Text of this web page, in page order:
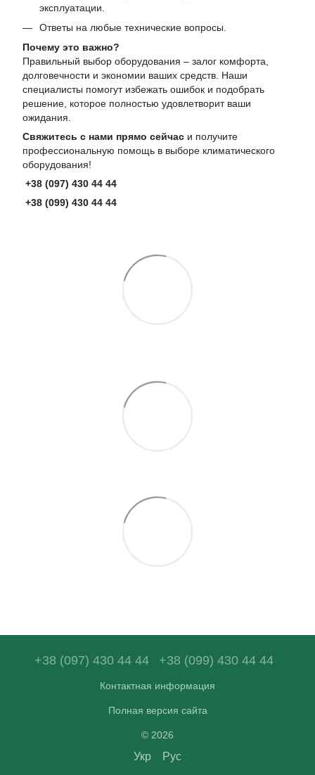
эксплуатации.
Ответы на любые технические вопросы.
Почему это важно?
Правильный выбор оборудования – залог комфорта,
долговечности и экономии ваших средств. Наши
специалисты помогут избежать ошибок и подобрать
решение, которое полностью удовлетворит ваши
ожидания.
Свяжитесь с нами прямо сейчас и получите
профессиональную помощь в выборе климатического
оборудования!
+38 (097) 430 44 44
+38 (099) 430 44 44
+38 (097) 430 44 44 +38 (099) 430 44 44
Контактная информация
Полная версия сайта
© 2026
Укр Рус